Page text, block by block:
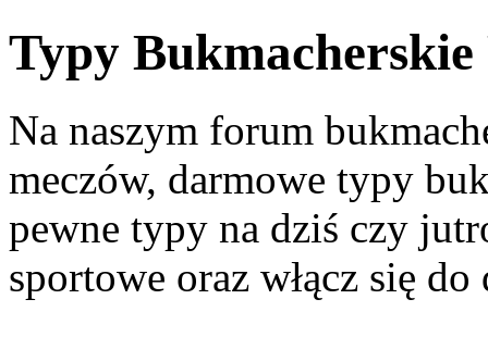
Typy
Na naszym forum
meczów, darmowe typy
pewne typy na dziś czy
sportowe oraz włącz się